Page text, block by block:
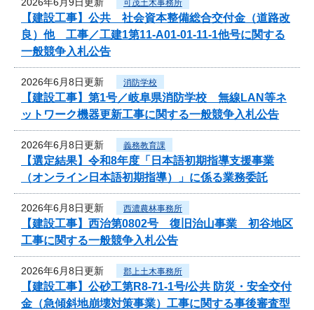
可茂土木事務所
【建設工事】公共 社会資本整備総合交付金（道路改
良）他 工事／工建1第11-A01-01-11-1他号に関する
一般競争入札公告
2026年6月8日更新 消防学校
【建設工事】第1号／岐阜県消防学校 無線LAN等ネ
ットワーク機器更新工事に関する一般競争入札公告
2026年6月8日更新 義務教育課
【選定結果】令和8年度「日本語初期指導支援事業
（オンライン日本語初期指導）」に係る業務委託
2026年6月8日更新 西濃農林事務所
【建設工事】西治第0802号 復旧治山事業 初谷地区
工事に関する一般競争入札公告
2026年6月8日更新 郡上土木事務所
【建設工事】公砂工第R8-71-1号/公共 防災・安全交付
金（急傾斜地崩壊対策事業）工事に関する事後審査型